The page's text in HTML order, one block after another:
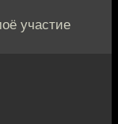
участие